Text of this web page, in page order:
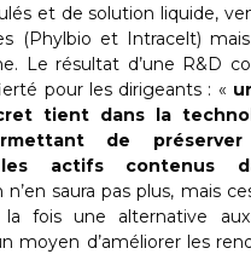
et de solution liquide,
(Phylbio et Intracelt)
Le résultat d’une R&D
pour les dirigeants : «
tient dans la
de
les actifs contenus
n’en saura pas plus, mais
fois une alternative
moyen d’améliorer les